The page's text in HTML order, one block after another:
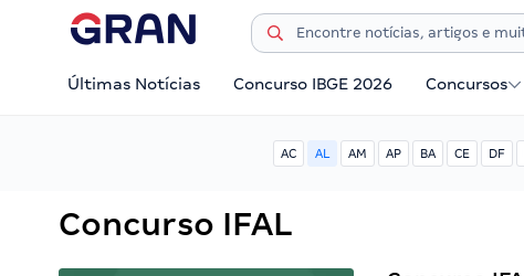
Últimas Notícias Concurso IBGE 2026 Concursos
AC AL AM AP BA CE DF
Concurso IFAL